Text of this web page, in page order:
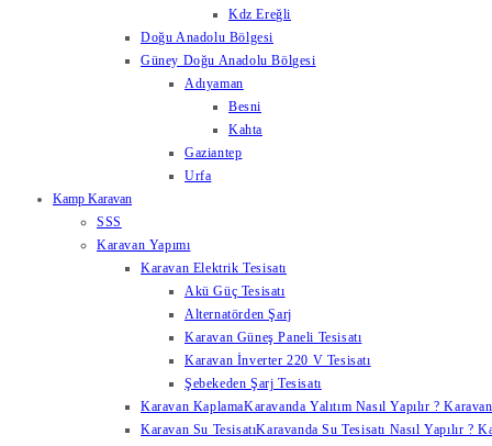
Kdz Ereğli
Doğu Anadolu Bölgesi
Güney Doğu Anadolu Bölgesi
Adıyaman
Besni
Kahta
Gaziantep
Urfa
Kamp Karavan
SSS
Karavan Yapımı
Karavan Elektrik Tesisatı
Akü Güç Tesisatı
Alternatörden Şarj
Karavan Güneş Paneli Tesisatı
Karavan İnverter 220 V Tesisatı
Şebekeden Şarj Tesisatı
Karavan KaplamaKaravanda Yalıtım Nasıl Yapılır ?
Karavan Su TesisatıKaravanda Su Tesisatı Nasıl Yapılır ?